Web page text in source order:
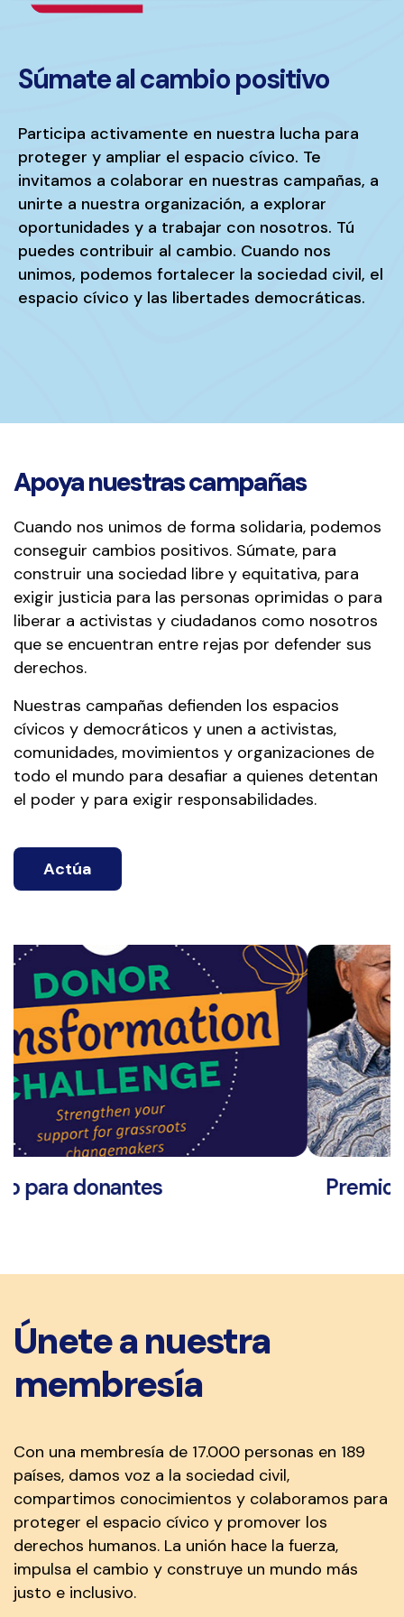
Súmate al cambio positivo
Participa activamente en nuestra lucha para
proteger y ampliar el espacio cívico. Te
invitamos a colaborar en nuestras campañas, a
unirte a nuestra organización, a explorar
oportunidades y a trabajar con nosotros. Tú
puedes contribuir al cambio. Cuando nos
unimos, podemos fortalecer la sociedad civil, el
espacio cívico y las libertades democráticas.
Apoya nuestras campañas
Cuando nos unimos de forma solidaria, podemos
conseguir cambios positivos. Súmate, para
construir una sociedad libre y equitativa, para
exigir justicia para las personas oprimidas o para
liberar a activistas y ciudadanos como nosotros
que se encuentran entre rejas por defender sus
derechos.
Nuestras campañas defienden los espacios
cívicos y democráticos y unen a activistas,
comunidades, movimientos y organizaciones de
todo el mundo para desafiar a quienes detentan
el poder y para exigir responsabilidades.
Actúa
Premios a la innovación
Únete a nuestra
membresía
Con una membresía de 17.000 personas en 189
países, damos voz a la sociedad civil,
compartimos conocimientos y colaboramos para
proteger el espacio cívico y promover los
derechos humanos. La unión hace la fuerza,
impulsa el cambio y construye un mundo más
justo e inclusivo.